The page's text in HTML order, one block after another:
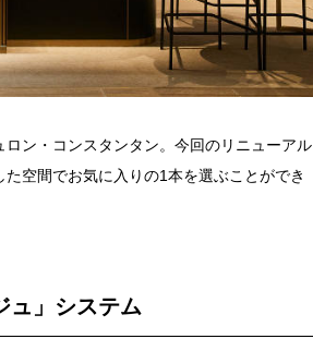
ン・コンスタンタン。今回のリニューアル
空間でお気に入りの1本を選ぶことができ
ュ」システム